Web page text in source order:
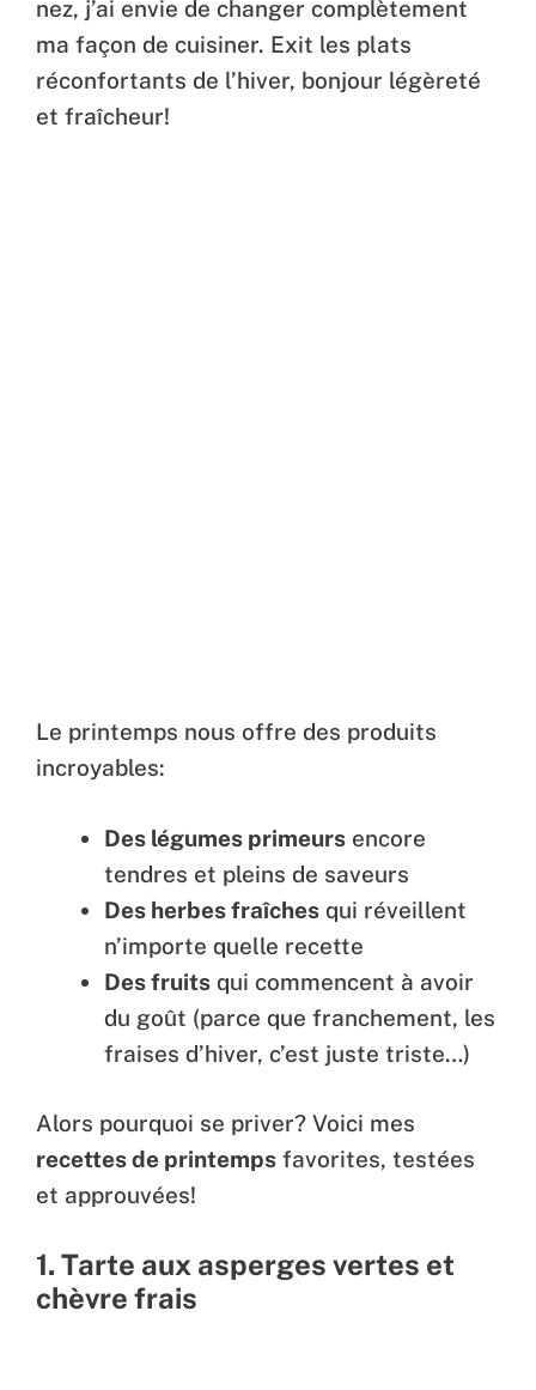
nez, j’ai envie de changer complètement
ma façon de cuisiner. Exit les plats
réconfortants de l’hiver, bonjour légèreté
et fraîcheur!
Le printemps nous offre des produits
incroyables:
Des légumes primeurs encore
tendres et pleins de saveurs
Des herbes fraîches qui réveillent
n’importe quelle recette
Des fruits qui commencent à avoir
du goût (parce que franchement, les
fraises d’hiver, c’est juste triste…)
Alors pourquoi se priver? Voici mes
recettes de printemps favorites, testées
et approuvées!
1. Tarte aux asperges vertes et
chèvre frais